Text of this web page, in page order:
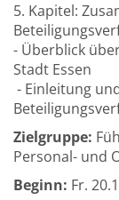
5. Kapitel:
- Überblick
Stadt Essen
- Einleitung
Zielgruppe:
Personal- und
Beginn: Fr.